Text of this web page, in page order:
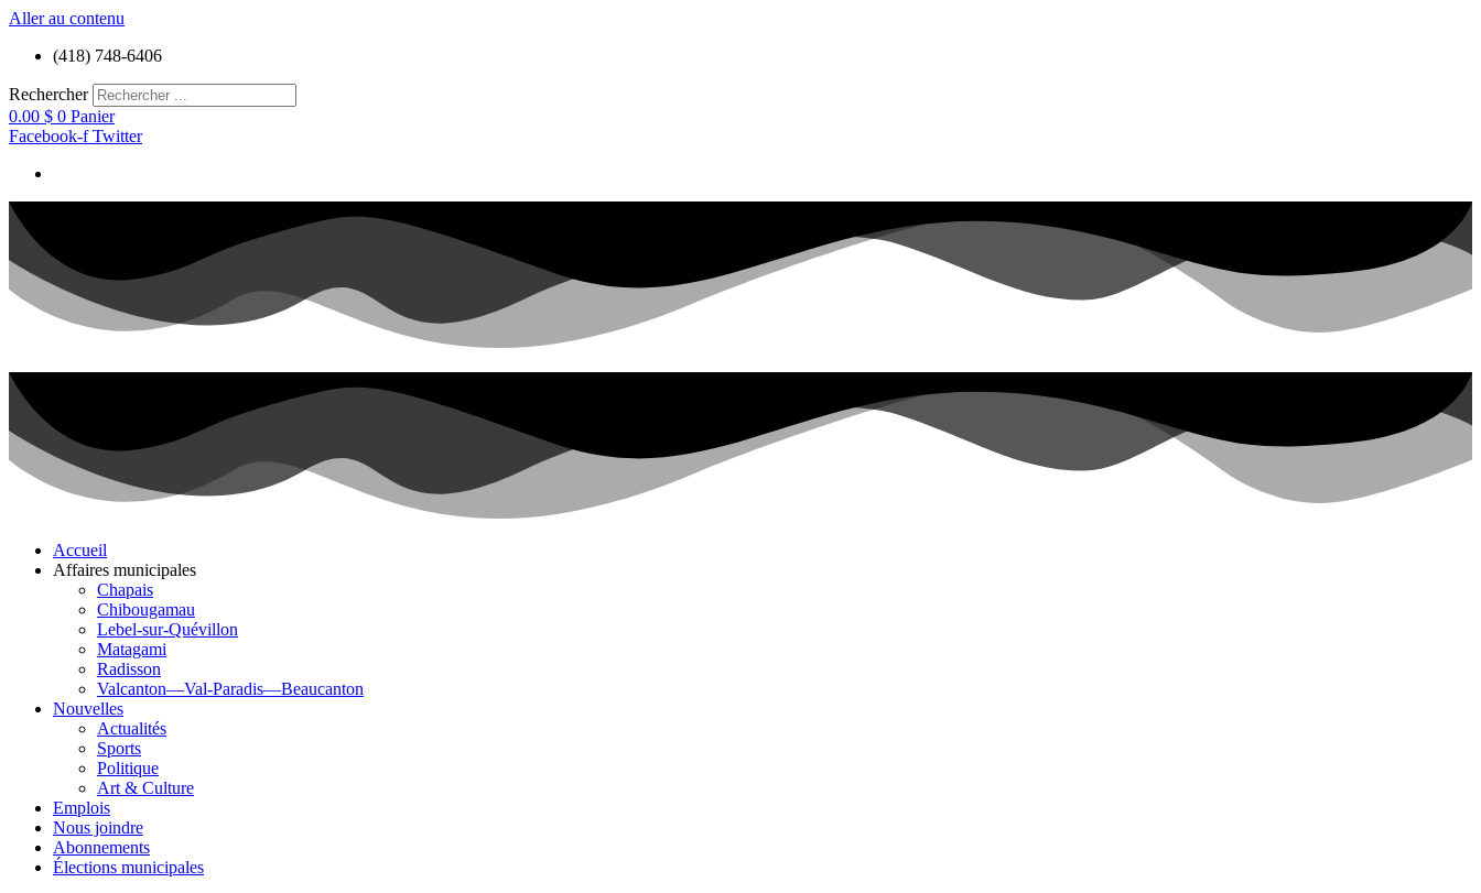
Aller au contenu
(418) 748-6406
Rechercher
0.00 $ 0 Panier
Facebook-f Twitter
Accueil
Affaires municipales
Chapais
Chibougamau
Lebel-sur-Quévillon
Matagami
Radisson
Valcanton—Val-Paradis—Beaucanton
Nouvelles
Actualités
Sports
Politique
Art & Culture
Emplois
Nous joindre
Abonnements
Élections municipales